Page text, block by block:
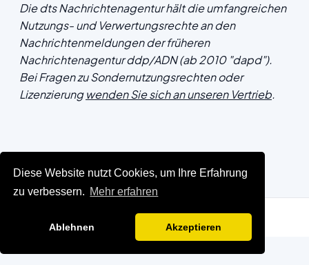
Diese Website nutzt Cookies, um Ihre Erfahrung
zu verbessern. Mehr erfahren
Ablehnen Akzeptieren
Die dts Nachrichtenagentur hält die umfangreichen
Nutzungs- und Verwertungsrechte an den
Nachrichtenmeldungen der früheren
Nachrichtenagentur ddp/ADN (ab 2010 "dapd").
Bei Fragen zu Sondernutzungsrechten oder
Lizenzierungwenden Sie sich an unseren Vertrieb.